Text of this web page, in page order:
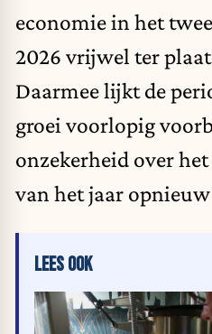
economie in het
2026 vrijwel ter
Daarmee lijkt de
groei voorlopig
onzekerheid over
van het jaar
LEES OOK